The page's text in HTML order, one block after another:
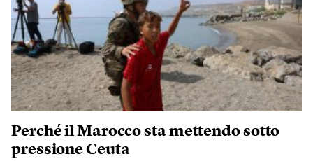
Perché il Marocco sta mettendo sotto
pressione Ceuta